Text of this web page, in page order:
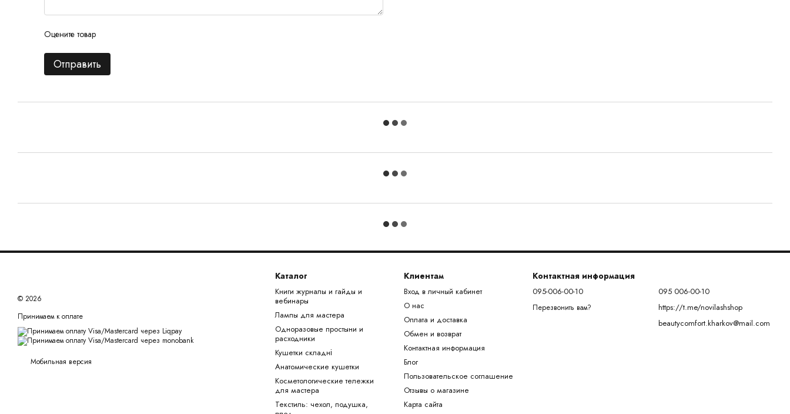
Оцените товар
Отправить
© 2026
Принимаем к оплате
Мобильная версия
Каталог
Книги журналы и гайды и
вебинары
Лампы для мастера
Одноразовые простыни и
расходники
Кушетки складні
Анатомические кушетки
Косметологические тележки
для мастера
Текстиль: чехол, подушка,
Клиентам
Вход в личный кабинет
О нас
Оплата и доставка
Обмен и возврат
Контактная информация
Блог
Пользовательское соглашение
Отзывы о магазине
Карта сайта
Контактная информация
095-006-00-10
Перезвонить вам?
095 006-00-10
https://t.me/novilashshop
beautycomfort.kharkov@mail.com